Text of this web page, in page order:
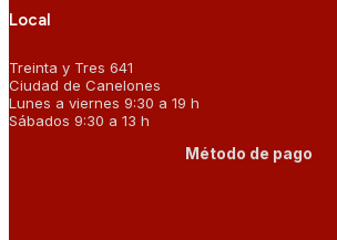
Local
Treinta y Tres 641
Ciudad de Canelones
Lunes a viernes 9:30 a 19 h
Sábados 9:30 a 13 h
Método de pago